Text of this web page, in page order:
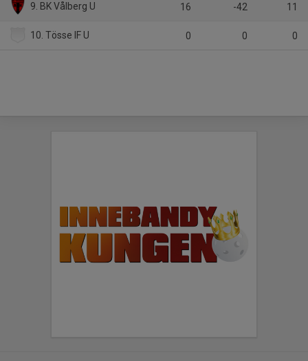
9. BK Vålberg U 16 -42 11
10. Tösse IF U 0 0 0